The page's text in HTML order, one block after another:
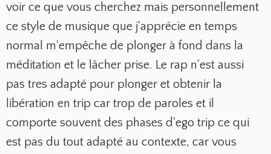
voir ce que vous cherchez mais personnellement
ce style de musique que j'apprécie en temps
normal m'empêche de plonger à fond dans la
méditation et le lâcher prise. Le rap n'est aussi
pas tres adapté pour plonger et obtenir la
libération en trip car trop de paroles et il
comporte souvent des phases d'ego trip ce qui
est pas du tout adapté au contexte, car vous